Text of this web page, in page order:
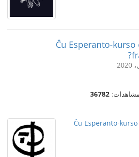
Ĉu Esperanto-
36782
Ĉu Esperanto-